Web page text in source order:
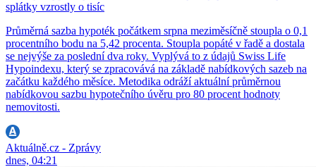
splátky vzrostly o tisíc
Průměrná sazba hypoték počátkem srpna meziměsíčně stoupla o 0,1
procentního bodu na 5,42 procenta. Stoupla popáté v řadě a dostala
se nejvýše za poslední dva roky. Vyplývá to z údajů Swiss Life
Hypoindexu, který se zpracovává na základě nabídkových sazeb na
začátku každého měsíce. Metodika odráží aktuální průměrnou
nabídkovou sazbu hypotečního úvěru pro 80 procent hodnoty
nemovitosti.
Aktuálně.cz - Zprávy
dnes, 04:21